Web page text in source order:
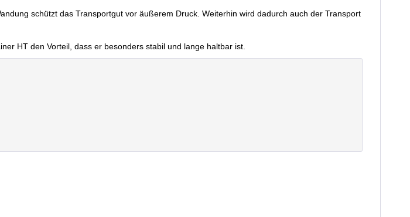
schützt das Transportgut vor äußerem Druck. Weiterhin wird dadurch auch der Transport
HT den Vorteil, dass er besonders stabil und lange haltbar ist.